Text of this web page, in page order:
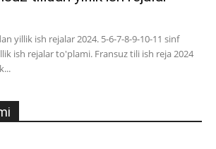
yillik ish rejalar 2024. 5-6-7-8-9-10-11 sinf
ish rejalar to'plami. Fransuz tili ish reja 2024